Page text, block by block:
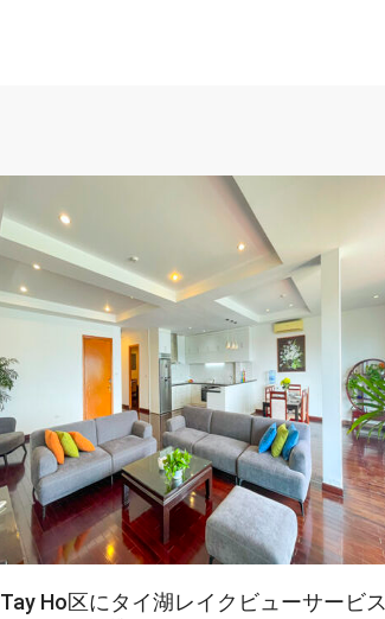
Tay Ho区にタイ湖レイクビューサービス